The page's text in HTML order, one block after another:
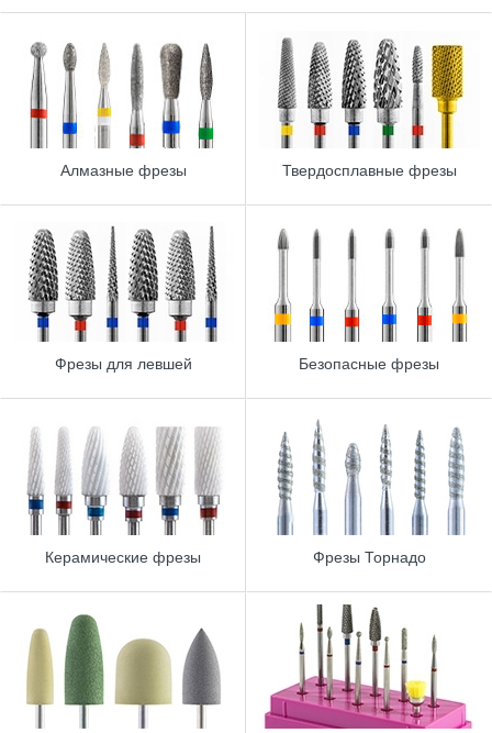
Алмазные фрезы Твердосплавные фрезы
Фрезы для левшей Безопасные фрезы
Керамические фрезы Фрезы Торнадо